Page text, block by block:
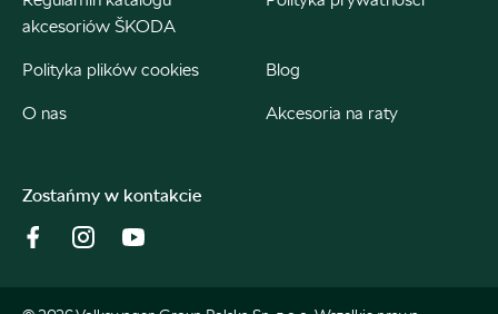
Berdychowski
sklep@berdychowski.com.pl
akcesoriów ŠKODA
Polityka plików cookies Blog
O nas Akcesoria na raty
Zostańmy w kontakcie